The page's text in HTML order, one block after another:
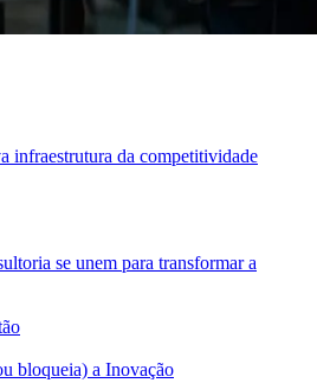
infraestrutura da competitividade
se unem para transformar a
bloqueia) a Inovação